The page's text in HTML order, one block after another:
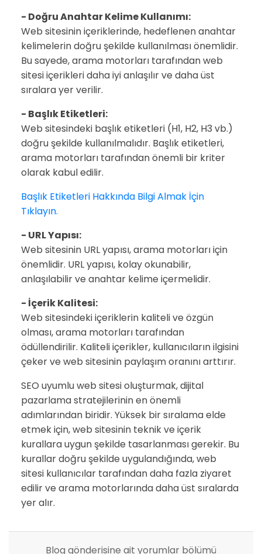
- Doğru Anahtar Kelime Kullanımı:
Web sitesinin içeriklerinde, hedeflenen anahtar
kelimelerin doğru şekilde kullanılması önemlidir.
Bu sayede, arama motorları tarafından web
sitesi içerikleri daha iyi anlaşılır ve daha üst
sıralara yer verilir.
- Başlık Etiketleri:
Web sitesindeki başlık etiketleri (H1, H2, H3 vb.)
doğru şekilde kullanılmalıdır. Başlık etiketleri,
arama motorları tarafından önemli bir kriter
olarak kabul edilir.
Başlık Etiketleri Hakkında Bilgi Almak İçin
Tıklayın.
- URL Yapısı:
Web sitesinin URL yapısı, arama motorları için
önemlidir. URL yapısı, kolay okunabilir,
anlaşılabilir ve anahtar kelime içermelidir.
- İçerik Kalitesi:
Web sitesindeki içeriklerin kaliteli ve özgün
olması, arama motorları tarafından
ödüllendirilir. Kaliteli içerikler, kullanıcıların ilgisini
çeker ve web sitesinin paylaşım oranını arttırır.
SEO uyumlu web sitesi oluşturmak, dijital
pazarlama stratejilerinin en önemli
adımlarından biridir. Yüksek bir sıralama elde
etmek için, web sitesinin teknik ve içerik
kurallara uygun şekilde tasarlanması gerekir. Bu
kurallar doğru şekilde uygulandığında, web
sitesi kullanıcılar tarafından daha fazla ziyaret
edilir ve arama motorlarında daha üst sıralarda
yer alır.
Blog gönderisine ait yorumlar bölümü